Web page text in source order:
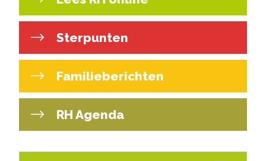
Sterpunten
Familieberichten
RH Agenda